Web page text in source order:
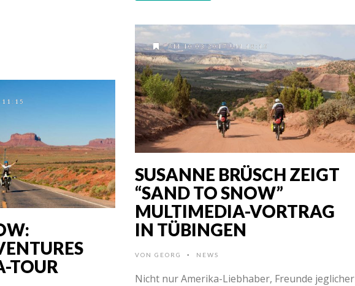
AM 10.03.2017 UM 18:15
SUSANNE BRÜSCH ZEIGT
“SAND TO SNOW”
MULTIMEDIA-VORTRAG
IN TÜBINGEN
VON GEORG • NEWS
Nicht nur Amerika-Liebhaber, Freunde jeglicher
TOUR